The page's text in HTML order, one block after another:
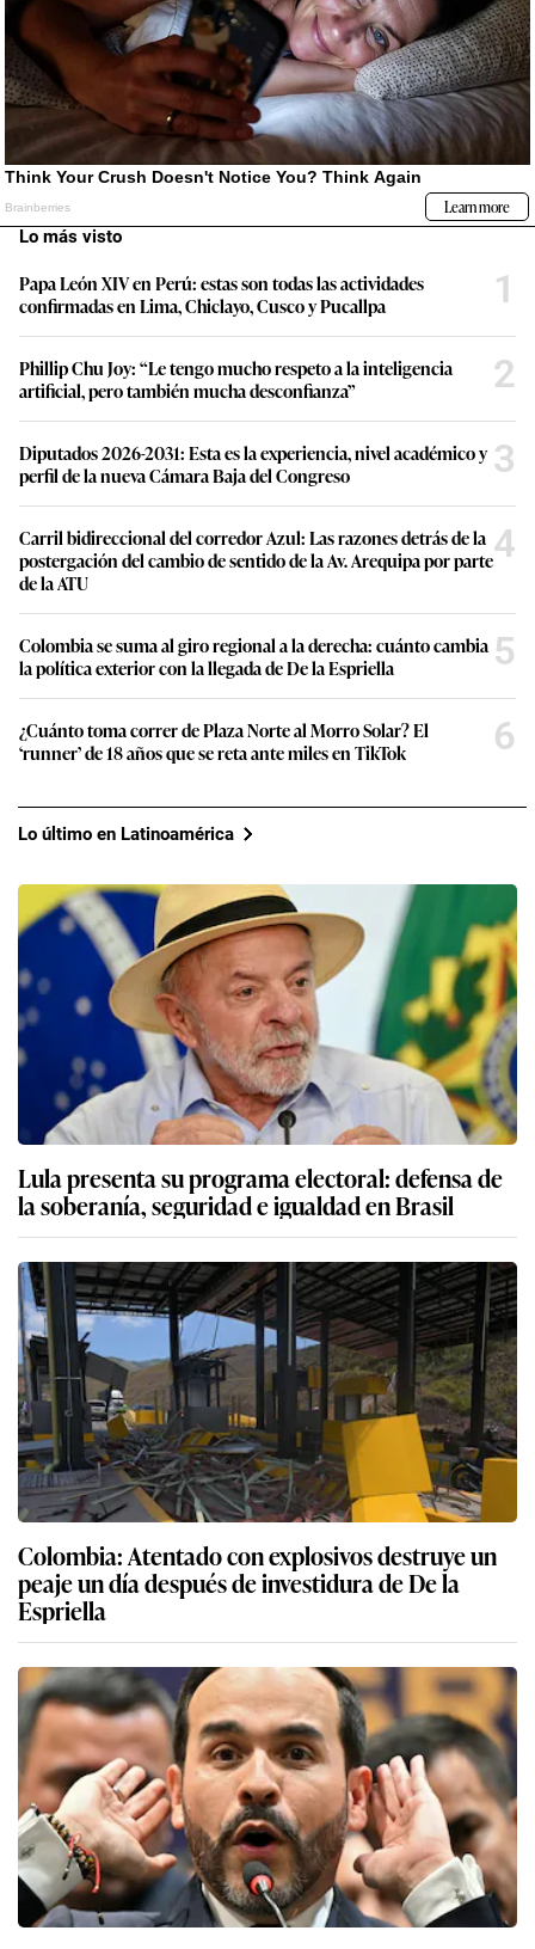
Lo más visto
Papa León XIV en Perú: estas son todas las actividades
confirmadas en Lima, Chiclayo, Cusco y Pucallpa
1
Phillip Chu Joy: “Le tengo mucho respeto a la inteligencia
artificial, pero también mucha desconfianza”
2
Diputados 2026-2031: Esta es la experiencia, nivel académico y
perfil de la nueva Cámara Baja del Congreso
3
Carril bidireccional del corredor Azul: Las razones detrás de la
postergación del cambio de sentido de la Av. Arequipa por parte
de la ATU
4
Colombia se suma al giro regional a la derecha: cuánto cambia
la política exterior con la llegada de De la Espriella
5
¿Cuánto toma correr de Plaza Norte al Morro Solar? El
‘runner’ de 18 años que se reta ante miles en TikTok
6
Lo último en Latinoamérica
Lula presenta su programa electoral: defensa de
la soberanía, seguridad e igualdad en Brasil
Colombia: Atentado con explosivos destruye un
peaje un día después de investidura de De la
Espriella